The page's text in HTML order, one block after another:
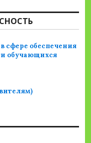
сфере обеспечения
обучающихся